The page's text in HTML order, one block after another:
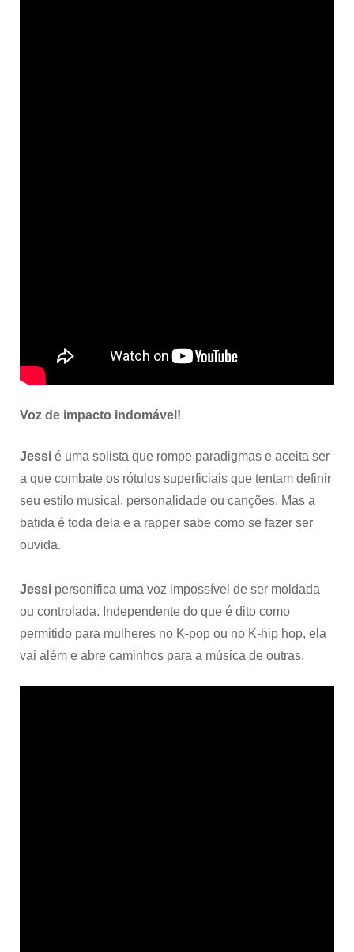
Voz de impacto indomável!
Jessi é uma solista que rompe paradigmas e aceita ser
a que combate os rótulos superficiais que tentam definir
seu estilo musical, personalidade ou canções. Mas a
batida é toda dela e a rapper sabe como se fazer ser
ouvida.
Jessi personifica uma voz impossível de ser moldada
ou controlada. Independente do que é dito como
permitido para mulheres no K-pop ou no K-hip hop, ela
vai além e abre caminhos para a música de outras.